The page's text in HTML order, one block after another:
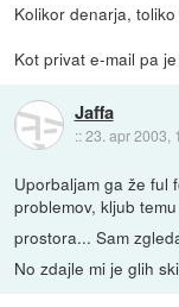
Kolikor denarja,
Kot privat e-mail pa
Jaffa
::23. apr 2003,
Uporbaljam ga že ful
problemov, kljub
prostora... Sam
No zdajle mi je glih